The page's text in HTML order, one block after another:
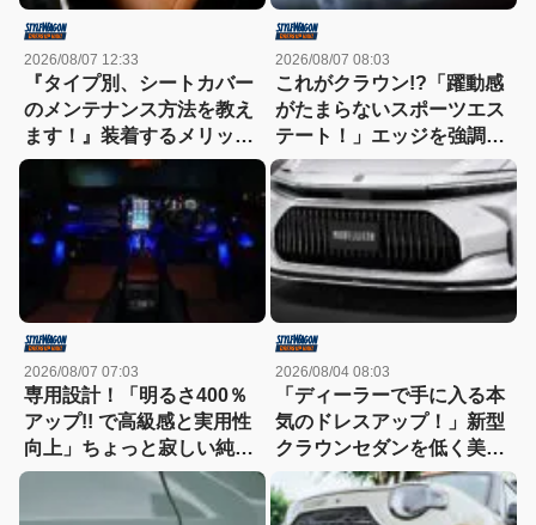
2026/08/07 12:33
『タイプ別、シートカバー
のメンテナンス方法を教え
ます！』装着するメリット
も紹介！
2026/08/07 08:03
これがクラウン!?「躍動感
がたまらないスポーツエス
テート！」エッジを強調し
たエアロに22インチホイー
ルで武装
2026/08/07 07:03
専用設計！「明るさ400％
アップ!! で高級感と実用性
向上」ちょっと寂しい純正
室内照明をグレードアップ
2026/08/04 08:03
「ディーラーで手に入る本
気のドレスアップ！」新型
クラウンセダンを低く美し
く魅せるモデリスタの流儀